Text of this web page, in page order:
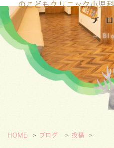
のこどもクリニック小児
ブ
HOME ブログ 投稿